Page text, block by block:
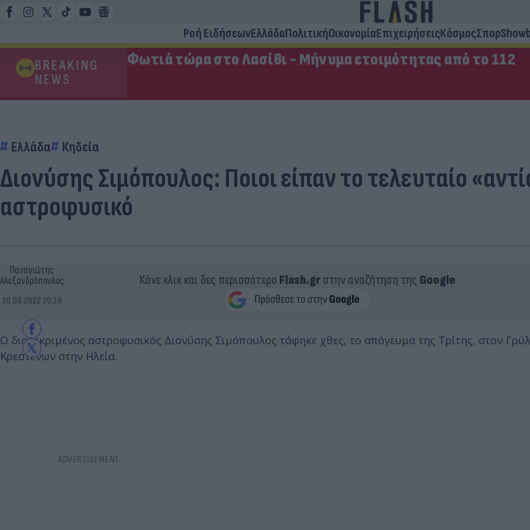
Ροή ΕιδήσεωνΕλλάδαΠολιτικήΟικονομίαΕπιχειρήσειςΚόσμοςΣπορ
BREAKING
NEWS
Φωτιά τώρα στο Λασίθι - Μήνυμα ετοιμότητας από το 112
Ελλάδα Κηδεία
Διονύσης Σιμόπουλος: Ποιοι είπαν το τελευταίο
αστροφυσικό
Παναγιώτης
Αλεξανδρόπουλος
10.08.2022 20:16
Κάνε κλικ και δες περισσότερο Flash.grστην αναζήτηση της Google
Ο διακεκριμένος αστροφυσικός Διονύσης Σιμόπουλος τάφηκε χθες, το απόγευμα της Τρίτης, στον
Κρεστένων στην Ηλεία.